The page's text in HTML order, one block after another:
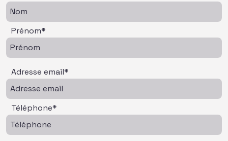
Prénom*
Adresse email*
Téléphone*